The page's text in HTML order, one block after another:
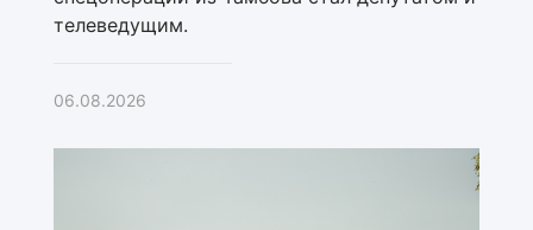
телеведущим.
06.08.2026